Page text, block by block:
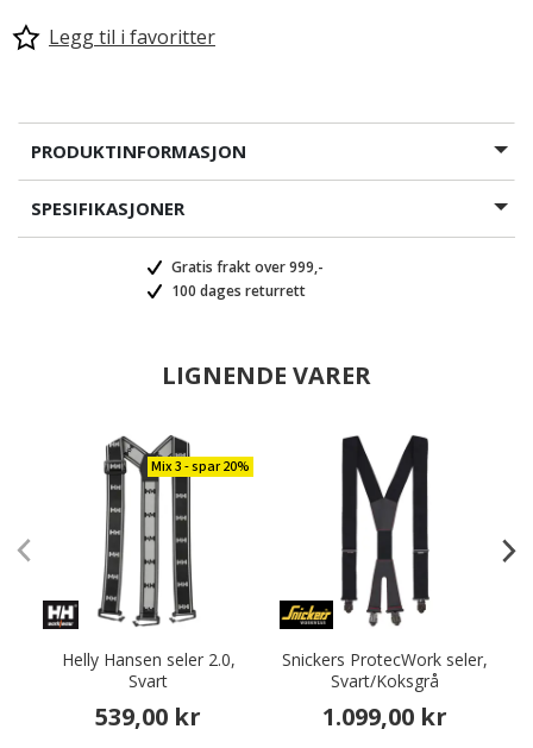
Legg til i favoritter
PRODUKTINFORMASJON
SPESIFIKASJONER
Gratis frakt over 999,-
100 dages returrett
LIGNENDE VARER
Mix 3 - spar 20%
Helly Hansen seler 2.0,
Svart
539,00 kr
Snickers ProtecWork seler,
Svart/Koksgrå
1.099,00 kr